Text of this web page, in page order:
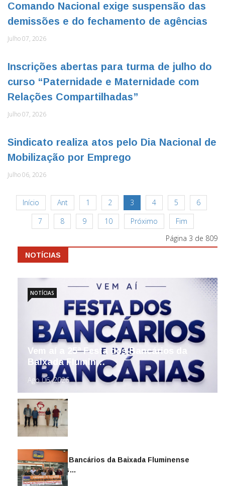
Comando Nacional exige suspensão das
demissões e do fechamento de agências
Julho 07, 2026
Inscrições abertas para turma de julho do
curso “Paternidade e Maternidade com
Relações Compartilhadas”
Julho 07, 2026
Sindicato realiza atos pelo Dia Nacional de
Mobilização por Emprego
Julho 06, 2026
Início Ant 1 2 3 4 5
6
7
8 9 10 Próximo
Fim
Página 3 de 809
NOTÍCIAS
Vem aí a 25ª Festa dos Bancários da
Baixada Flumin…
Ago 06, 2026
NOTÍCIAS
Sindicato dos Bancários da Baixada Fluminense
reintegra mais…
Jul 14, 2026